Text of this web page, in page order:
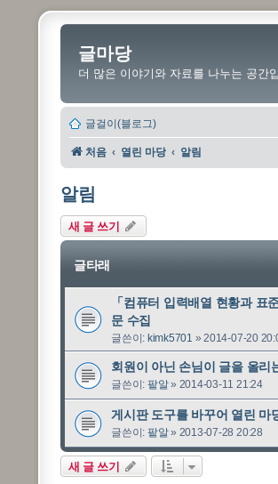
글마당
더 많은 이야기와 자료를 나누는 공간
글걸이(블로그)
처음 열린 마당 알림
알림
새 글 쓰기
글타래
「컴퓨터 입력배열 현황과 표
문 수집
글쓴이: kimk5701 » 2014-07-20
회원이 아닌 손님이 글을 올리
글쓴이: 팥알» 2014-03-11 21:24
게시판 도구를 바꾸어 열린 마
글쓴이: 팥알» 2013-07-28 20:28
새 글 쓰기